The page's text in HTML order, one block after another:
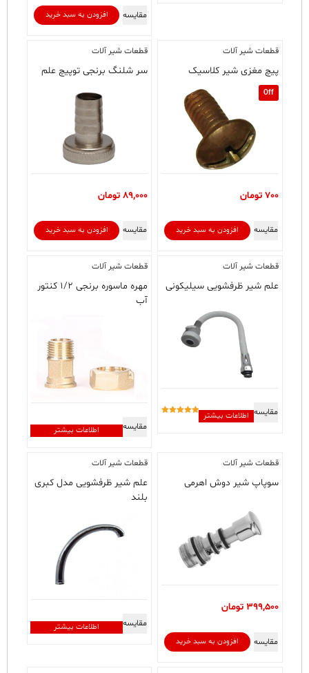
افزودن به سبد خرید مقایسه
قطعات شیر آلات
پیچ مغزی شیر کلاسیک
Off
700 تومان
افزودن به سبد خرید مقایسه
قطعات شیر آلات
سر شلنگ برنجی توپیچ علم
89,000 تومان
افزودن به سبد خرید مقایسه
قطعات شیر آلات
علم شیر ظرفشویی سیلیکونی
اطلاعات بیشتر مقایسه
قطعات شیر آلات
مهره ماسوره برنجی ۱/۲ کنتور
آب
اطلاعات بیشتر مقایسه
قطعات شیر آلات
سوپاپ شیر دوش اهرمی
399,500 تومان
افزودن به سبد خرید مقایسه
قطعات شیر آلات
علم شیر ظرفشویی مدل کبری
بلند
اطلاعات بیشتر مقایسه